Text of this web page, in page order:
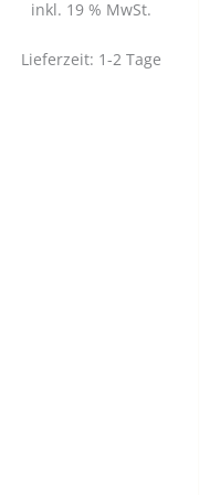
inkl. 19 % MwSt.
Lieferzeit: 1-2 Tage